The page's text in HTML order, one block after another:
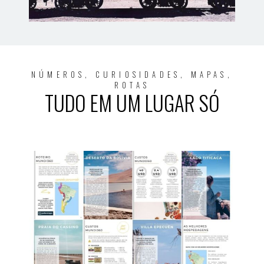
NÚMEROS, CURIOSIDADES, MAPAS,
ROTAS
TUDO EM UM LUGAR SÓ